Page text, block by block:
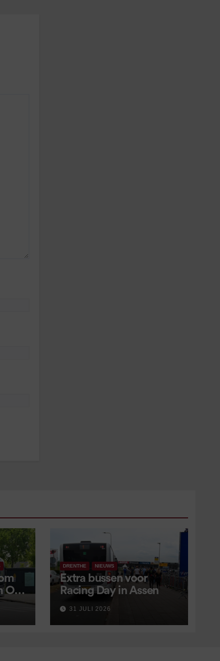
OV
9
DRENTHE NIEUWS
Extra bussen voor
Racing Day in Assen
31 JULI 2026